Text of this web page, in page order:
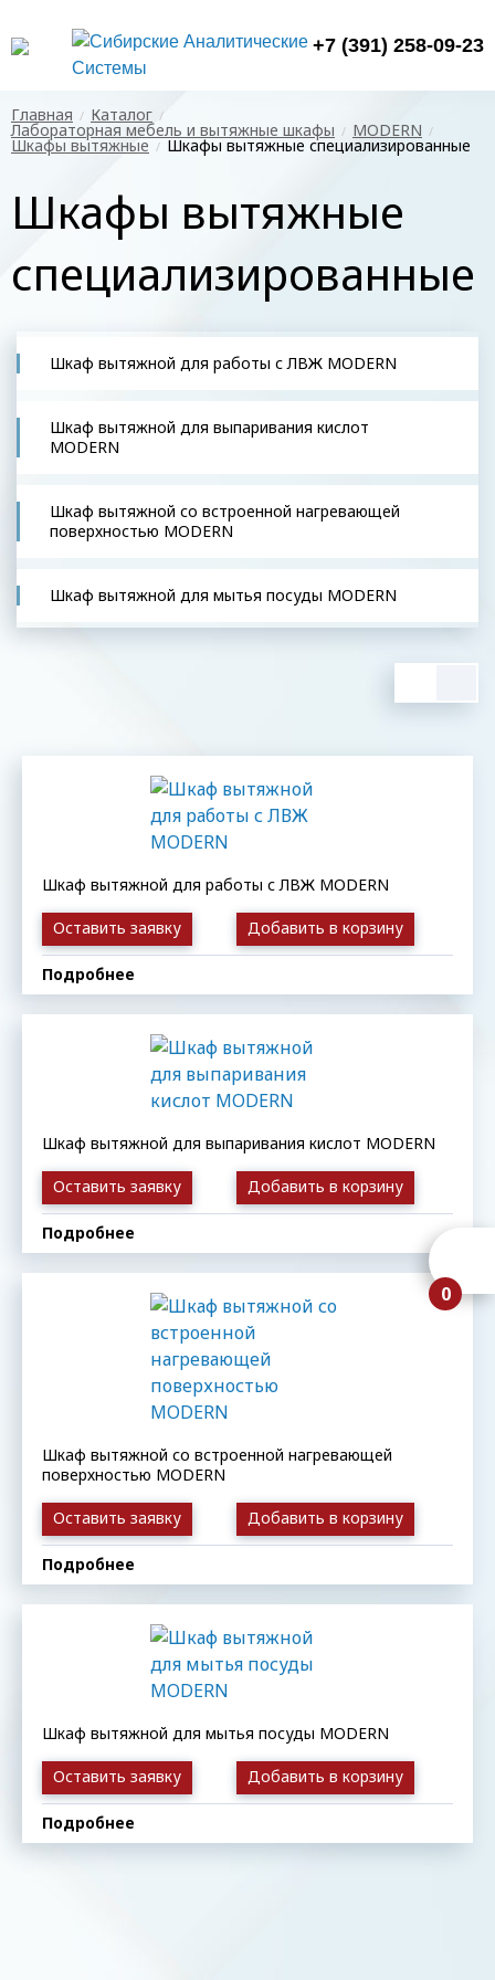
+7 (391) 258-09-23
Главная Каталог
Лабораторная мебель и вытяжные шкафы MODERN
Шкафы вытяжные Шкафы вытяжные специализированные
Шкафы вытяжные
специализированные
Шкаф вытяжной для работы с ЛВЖ MODERN
Шкаф вытяжной для выпаривания кислот
MODERN
Шкаф вытяжной со встроенной нагревающей
поверхностью MODERN
Шкаф вытяжной для мытья посуды MODERN
Шкаф вытяжной для работы с ЛВЖ MODERN
Оставить заявку Добавить в корзину
Подробнее
Шкаф вытяжной для выпаривания кислот MODERN
Оставить заявку Добавить в корзину
Подробнее
Шкаф вытяжной со встроенной нагревающей
поверхностью MODERN
Оставить заявку Добавить в корзину
Подробнее
Шкаф вытяжной для мытья посуды MODERN
Оставить заявку Добавить в корзину
Подробнее
0